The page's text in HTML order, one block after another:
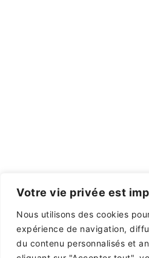
Votre vie privée est
Nous utilisons des cookies
expérience de navigation,
du contenu personnalisés et